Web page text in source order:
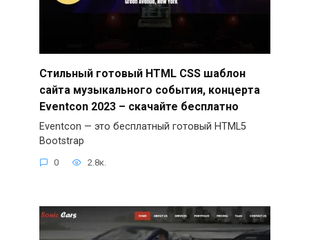
Стильный готовый HTML CSS шаблон
сайта музыкального события, концерта
Eventcon 2023 – скачайте бесплатно
Eventcon — это бесплатный готовый HTML5
Bootstrap
0 2.8к.